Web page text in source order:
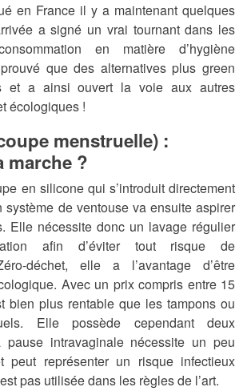
en France il y a maintenant quelques
a signé un vrai tournant dans les
en matière d’hygiène
que des alternatives plus green
et a ainsi ouvert la voie aux autres
écologiques !
menstruelle) :
marche ?
en silicone qui s’introduit directement
de ventouse va ensuite aspirer
Elle nécessite donc un lavage régulier
afin d’éviter tout risque de
déchet, elle a l’avantage d’être
Avec un prix compris entre 15
bien plus rentable que les tampons ou
Elle possède cependant deux
pause intravaginale nécessite un peu
peut représenter un risque infectieux
pas utilisée dans les règles de l’art.